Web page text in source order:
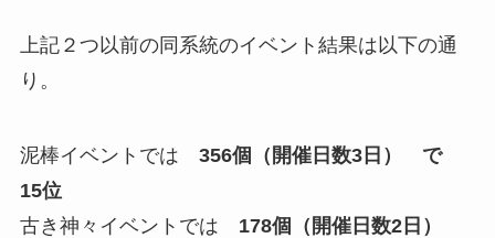
上記２つ以前の同系統のイベント結果は以下の通
り。
泥棒イベントでは 356個（開催日数3日）
で
15位
古き神々イベントでは 178個（開催日数2日）